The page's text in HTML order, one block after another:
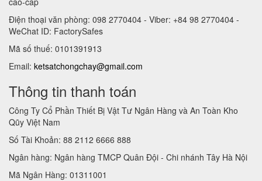
Điện thoại văn phòng: 098 2770404 - Viber: +84 98 2770404 -
WeChat ID: FactorySafes
Mã số thuế: 0101391913
Email: ketsatchongchay@gmail.com
Thông tin thanh toán
Công Ty Cổ Phần Thiết Bị Vật Tư Ngân Hàng và An Toàn Kho
Qũy Việt Nam
Số Tài Khoản: 88 2112 6666 888
Ngân hàng: Ngân hàng TMCP Quân Đội - Chi nhánh Tây Hà Nội
Mã Ngân Hàng: 01311001